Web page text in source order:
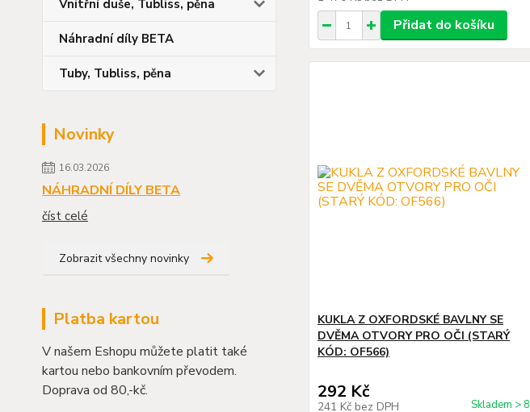
Vnitřní duše, Tubliss, pěna
Náhradní díly BETA
Tuby, Tubliss, pěna
Novinky
16.03.2026
NÁHRADNÍ DÍLY BETA
číst celé
Zobrazit všechny novinky
Platba kartou
V našem Eshopu můžete platit také
kartou nebo bankovním převodem.
Doprava od 80,-kč.
Přidat do košíku
KUKLA Z OXFORDSKÉ BAVLNY SE
DVĚMA OTVORY PRO OČI (STARÝ
KÓD: OF566)
292 Kč
241 Kč bez DPH Skladem > 8